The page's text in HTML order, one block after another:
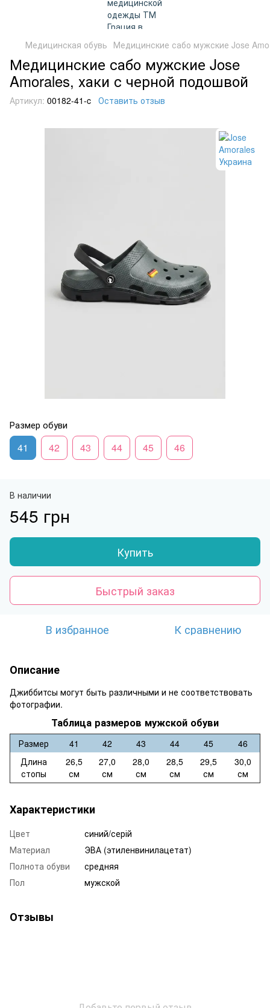
Медицинская обувь Медицинские сабо мужские Jose
Медицинские сабо мужские Jose
Amorales, хаки с черной подошвой
Артикул: 00182-41-c Оставить отзыв
Размер обуви
41 42 43 44 45 46
В наличии
545 грн
Купить
Быстрый заказ
В избранное К сравнению
Описание
Джиббитсы могут быть различными и не соответствовать
фотографии.
Таблица размеров мужской обуви
Размер 41 42 43 44 45
46
Длина
стопы
26,5
см
27,0
см
28,0
см
28,5
см
29,5
см
30,0
см
Характеристики
Цвет
синий/серій
Материал
ЭВА (этиленвинилацетат)
Полнота обуви
средняя
Пол
мужской
Отзывы